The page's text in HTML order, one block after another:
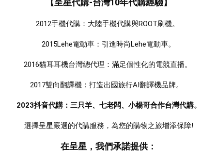
【呈星代購-台灣10年代購經驗】
2012手機代購：大陸手機代購與ROOT刷機。
2015Lehe電動車：引進時尚Lehe電動車。
2016貓耳耳機台灣總代理：滿足個性化的電競直播。
2017雙向翻譯機：打造出國旅行AI翻譯機品牌。
2023抖音代購：三只羊、七老闆、小楊哥合作台灣代購。
選擇呈星嚴選的代購服務，為您的購物之旅增添保障!
在呈星，我們承諾提供：